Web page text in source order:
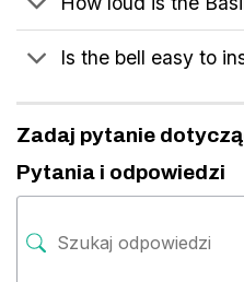
Is the bell easy to
Zadaj pytanie
Pytania i odpowiedzi